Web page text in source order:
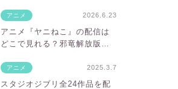
紹介
アニメ 2026.6.23
アニメ『ヤニねこ』の配信は
どこで見れる？邪竜解放版の
アニメ 2025.3.7
スタジオジブリ全24作品を配